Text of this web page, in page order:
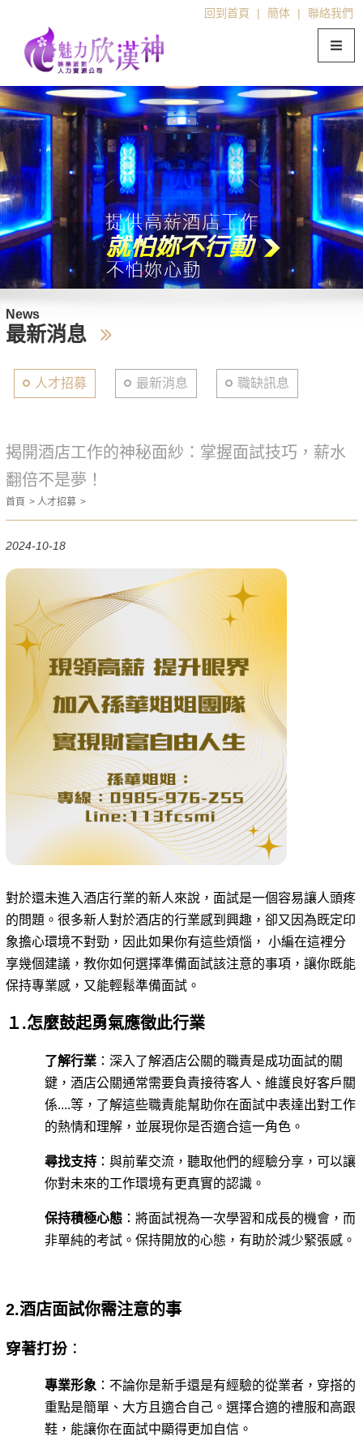
回到首頁 | 簡体 | 聯絡我們
News
最新消息
人才招募 最新消息 職缺訊息
揭開酒店工作的神秘面紗：掌握面試技巧，薪水
翻倍不是夢！
首頁 人才招募
2024-10-18
對於還未進入酒店行業的新人來說，面試是一個容易讓人頭疼
的問題。很多新人對於酒店的行業感到興趣，卻又因為既定印
象擔心環境不對勁，因此如果你有這些煩惱， 小編在這裡分
享幾個建議，教你如何選擇準備面試該注意的事項，讓你既能
保持專業感，又能輕鬆準備面試。
１.怎麼鼓起勇氣應徵此行業
了解行業：深入了解酒店公關的職責是成功面試的關
鍵，酒店公關通常需要負責接待客人、維護良好客戶關
係....等，了解這些職責能幫助你在面試中表達出對工作
的熱情和理解，並展現你是否適合這一角色。
尋找支持：與前輩交流，聽取他們的經驗分享，可以讓
你對未來的工作環境有更真實的認識。
保持積極心態：將面試視為一次學習和成長的機會，而
非單純的考試。保持開放的心態，有助於減少緊張感。
2.酒店面試你需注意的事
穿著打扮：
專業形象 ：不論你是新手還是有經驗的從業者，穿搭的
重點是簡單、大方且適合自己。選擇合適的禮服和高跟
鞋，能讓你在面試中顯得更加自信。